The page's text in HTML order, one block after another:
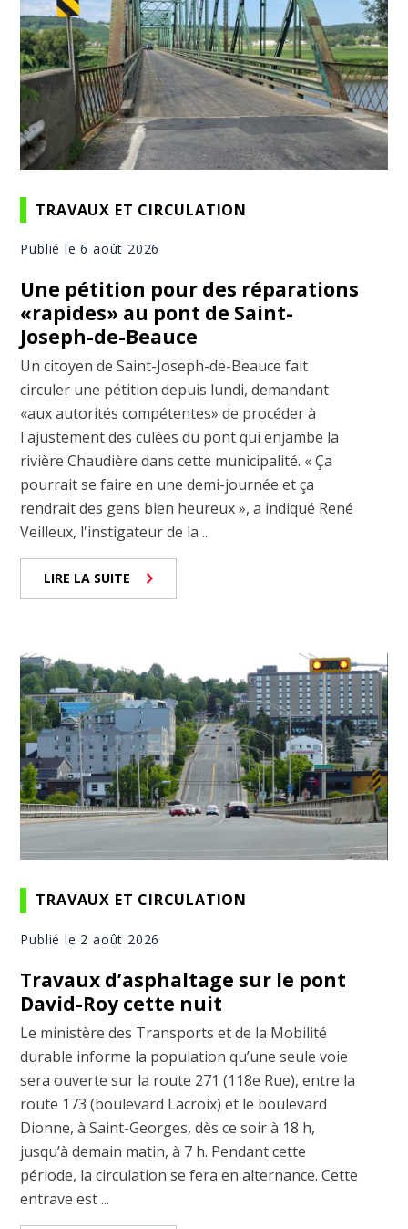
TRAVAUX ET CIRCULATION
Publié le 6 août 2026
Une pétition pour des réparations
«rapides» au pont de Saint-
Joseph-de-Beauce
Un citoyen de Saint-Joseph-de-Beauce fait
circuler une pétition depuis lundi, demandant
«aux autorités compétentes» de procéder à
l'ajustement des culées du pont qui enjambe la
rivière Chaudière dans cette municipalité. « Ça
pourrait se faire en une demi-journée et ça
rendrait des gens bien heureux », a indiqué René
Veilleux, l'instigateur de la ...
LIRE LA SUITE
TRAVAUX ET CIRCULATION
Publié le 2 août 2026
Travaux d’asphaltage sur le pont
David-Roy cette nuit
Le ministère des Transports et de la Mobilité
durable informe la population qu’une seule voie
sera ouverte sur la route 271 (118e Rue), entre la
route 173 (boulevard Lacroix) et le boulevard
Dionne, à Saint-Georges, dès ce soir à 18 h,
jusqu’à demain matin, à 7 h. Pendant cette
période, la circulation se fera en alternance. Cette
entrave est ...